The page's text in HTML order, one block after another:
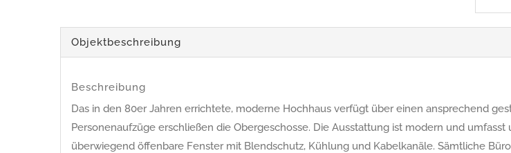
Objekt­beschreibung
Beschreibung
Das in den 80er Jahren errichtete, moderne Hochhaus verfügt über einen ansprechend
Personenaufzüge erschließen die Obergeschosse. Die Ausstattung ist modern und
überwiegend öffenbare Fenster mit Blendschutz, Kühlung und Kabelkanäle. Sämtliche